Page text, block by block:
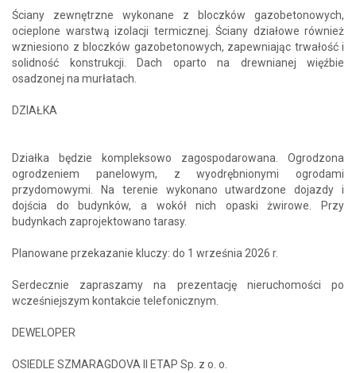
Ściany zewnętrzne wykonane z bloczków gazobetonowych,
ocieplone warstwą izolacji termicznej. Ściany działowe również
wzniesiono z bloczków gazobetonowych, zapewniając trwałość i
solidność konstrukcji. Dach oparto na drewnianej więźbie
osadzonej na murłatach.
DZIAŁKA
Działka będzie kompleksowo zagospodarowana. Ogrodzona
ogrodzeniem panelowym, z wyodrębnionymi ogrodami
przydomowymi. Na terenie wykonano utwardzone dojazdy i
dojścia do budynków, a wokół nich opaski żwirowe. Przy
budynkach zaprojektowano tarasy.
Planowane przekazanie kluczy: do 1 września 2026 r.
Serdecznie zapraszamy na prezentację nieruchomości po
wcześniejszym kontakcie telefonicznym.
DEWELOPER
OSIEDLE SZMARAGDOVA II ETAP Sp. z o. o.